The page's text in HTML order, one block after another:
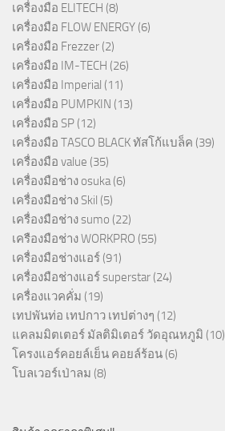
เครื่องมือ ELITECH (8)
เครื่องมือ FLOW ENERGY (6)
เครื่องมือ Frezzer (2)
เครื่องมือ IM-TECH (26)
เครื่องมือ Imperial (11)
เครื่องมือ PUMPKIN (13)
เครื่องมือ SP (12)
เครื่องมือ TASCO BLACK ทัสโก้แบล็ค (39)
เครื่องมือ value (35)
เครื่องมือช่าง osuka (6)
เครื่องมือช่าง Skil (5)
เครื่องมือช่าง sumo (22)
เครืองมือช่าง WORKPRO (55)
เครื่องมือช่างแอร์ (91)
เครื่องมือช่างแอร์ superstar (24)
เครื่องแวคคั่ม (19)
เทปพันท่อ เทปกาว เทปต่างๆ (12)
แคลมมิตเตอร์ มัลติมิเตอร์ วัดอุณหภูมิ (10)
โครงแอร์คอยล์เย็น คอยล์ร้อน (6)
โบลเวอร์เป่าลม (8)